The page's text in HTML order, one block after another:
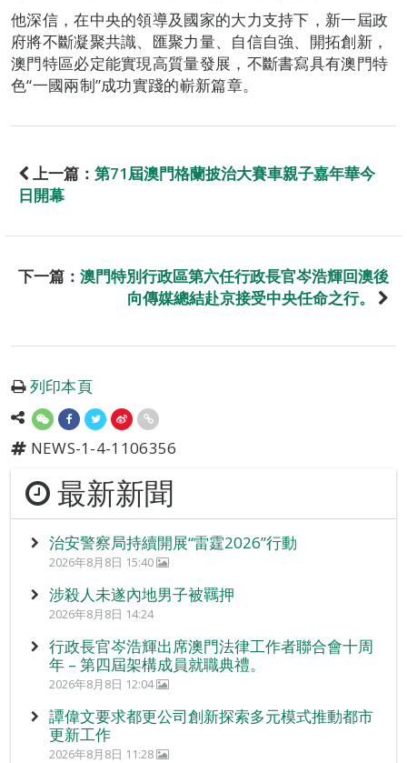
他深信，在中央的領導及國家的大力支持下，新一屆政
府將不斷凝聚共識、匯聚力量、自信自強、開拓創新，
澳門特區必定能實現高質量發展，不斷書寫具有澳門特
色“一國兩制”成功實踐的嶄新篇章。
上一篇： 第71屆澳門格蘭披治大賽車親子嘉年華今
日開幕
下一篇： 澳門特別行政區第六任行政長官岑浩輝回澳後
向傳媒總結赴京接受中央任命之行。
列印本頁
NEWS-1-4-1106356
最新新聞
治安警察局持續開展“雷霆2026”行動
2026年8月8日 15:40
涉殺人未遂內地男子被羈押
2026年8月8日 14:24
行政長官岑浩輝出席澳門法律工作者聯合會十周
年 – 第四屆架構成員就職典禮。
2026年8月8日 12:04
譚偉文要求都更公司創新探索多元模式推動都市
更新工作
2026年8月8日 11:28